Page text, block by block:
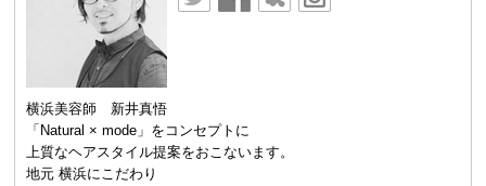
横浜美容師 新井真悟
「Natural × mode」をコンセプトに
上質なヘアスタイル提案をおこないます。
地元 横浜にこだわり